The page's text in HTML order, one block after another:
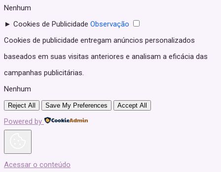
Nenhum
► Cookies de Publicidade Observação
Cookies de publicidade entregam anúncios personalizados
baseados em suas visitas anteriores e analisam a eficácia das
campanhas publicitárias.
Nenhum
Reject All Save My Preferences Accept All
Powered by
Acessar o conteúdo